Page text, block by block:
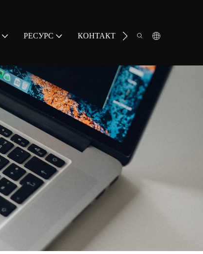
РЕСУРС КОНТАКТ